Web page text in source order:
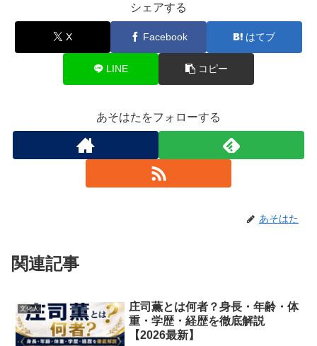
シェアする
X Facebook はてブ
LINE コピー
あそはたをフォローする
あそはた
関連記事
文化人
庄司薫とは何者？身長・年齢・体
重・学歴・経歴を徹底解説
【2026最新】